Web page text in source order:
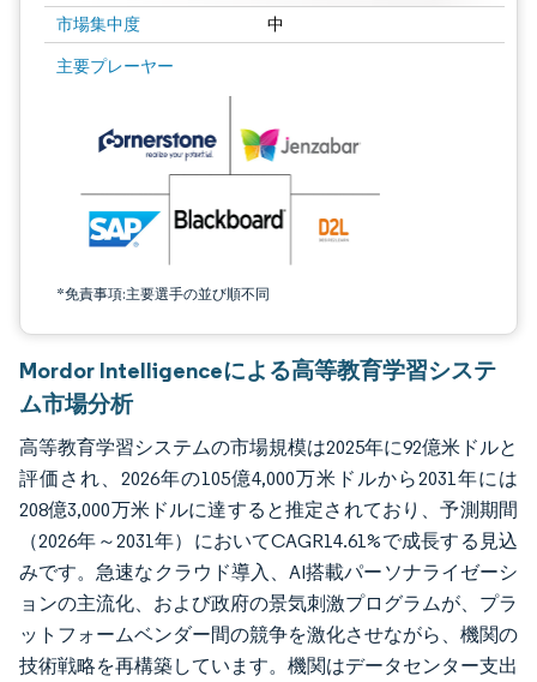
市場集中度 中
主要プレーヤー
*免責事項:主要選手の並び順不同
画像 © Mordor Intelligence。再利用にはCC BY 4.0の表示が必要です。
Mordor Intelligenceによる高等教育学習システ
ム市場分析
高等教育学習システムの市場規模は2025年に92億米ドルと
評価され、2026年の105億4,000万米ドルから2031年には
208億3,000万米ドルに達すると推定されており、予測期間
（2026年～2031年）においてCAGR14.61%で成長する見込
みです。急速なクラウド導入、AI搭載パーソナライゼーシ
ョンの主流化、および政府の景気刺激プログラムが、プラ
ットフォームベンダー間の競争を激化させながら、機関の
技術戦略を再構築しています。機関はデータセンター支出